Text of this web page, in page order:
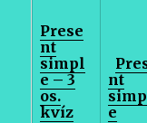
Prese
nt
simpl
e – 3
os.
kvíz
nt
e